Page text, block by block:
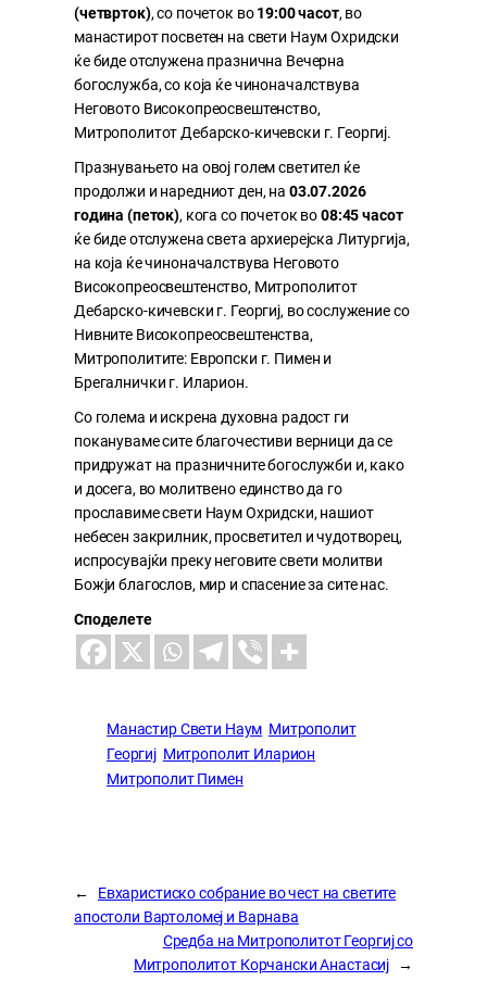
(четврток), со почеток во19:00 часот, во
манастирот посветен на свети Наум Охридски
ќе биде отслужена празнична Вечерна
богослужба, со која ќе чиноначалствува
Неговото Високопреосвештенство,
Митрополитот Дебарско-кичевски г. Георгиј.
Празнувањето на овој голем светител ќе
продолжи и наредниот ден, на 03.07.2026
година (петок), кога со почеток во08:45 часот
ќе биде отслужена света архиерејска Литургија,
на која ќе чиноначалствува Неговото
Високопреосвештенство, Митрополитот
Дебарско-кичевски г. Георгиј, во сослужение со
Нивните Високопреосвештенства,
Митрополитите: Европски г. Пимен и
Брегалнички г. Иларион.
Со голема и искрена духовна радост ги
покануваме сите благочестиви верници да се
придружат на празничните богослужби и, како
и досега, во молитвено единство да го
прославиме свети Наум Охридски, нашиот
небесен закрилник, просветител и чудотворец,
испросувајќи преку неговите свети молитви
Божји благослов, мир и спасение за сите нас.
Споделете
Манастир Свети Наум Митрополит
Георгиј Митрополит Иларион
Митрополит Пимен
←
Евхаристиско собрание во чест на светите
апостоли Вартоломеј и Варнава
Средба на Митрополитот Георгиј со
Митрополитот Корчански Анастасиј
→